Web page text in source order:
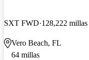
SXT FWD 128,222 millas
Vero Beach, FL
64 millas